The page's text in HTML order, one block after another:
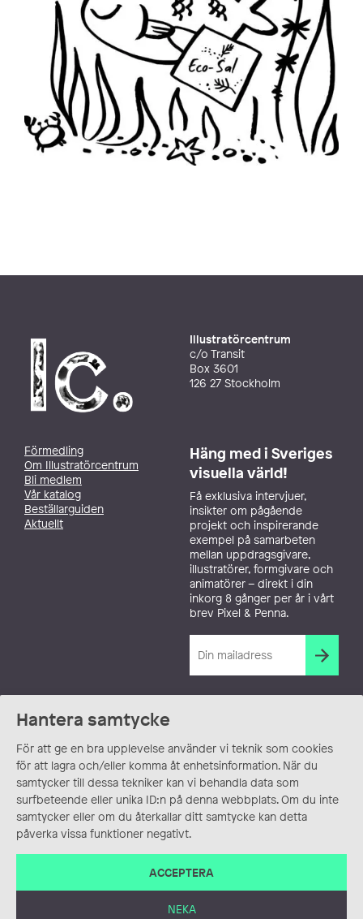
Hantera samtycke
För att ge en bra upplevelse använder vi teknik som cookies
för att lagra och/eller komma åt enhetsinformation. När du
samtycker till dessa tekniker kan vi behandla data som
surfbeteende eller unika ID:n på denna webbplats. Om du inte
samtycker eller om du återkallar ditt samtycke kan detta
påverka vissa funktioner negativt.
ACCEPTERA
NEKA
Illustratörcentrum
c/o Transit
Box 3601
126 27 Stockholm
Förmedling
Om Illustratörcentrum
Bli medlem
Vår katalog
Beställarguiden
Aktuellt
Häng med i Sveriges
visuella värld!
Få exklusiva intervjuer,
insikter om pågående
projekt och inspirerande
exempel på samarbeten
mellan uppdragsgivare,
illustratörer, formgivare och
animatörer – direkt i din
inkorg 8 gånger per år i vårt
brev Pixel & Penna.